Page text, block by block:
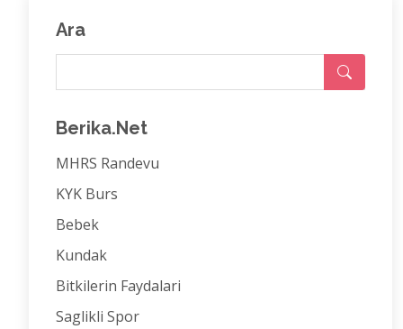
Ara
Berika.Net
MHRS Randevu
KYK Burs
Bebek
Kundak
Bitkilerin Faydalari
Saglikli Spor